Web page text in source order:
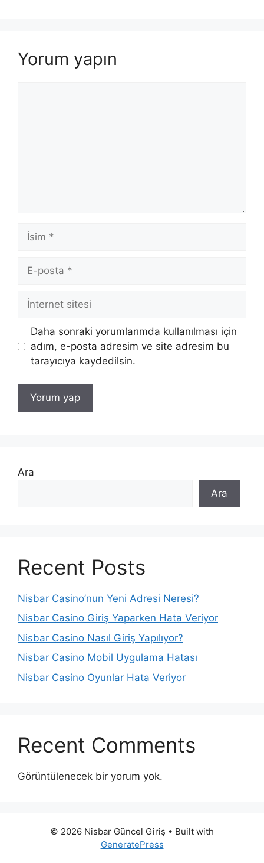
Yorum yapın
İsim
posta
İnternet
Daha sonraki yorumlarımda kullanılması için
adım, e-posta adresim ve site adresim bu
tarayıcıya kaydedilsin.
Ara
Ara
Recent Posts
Nisbar Casino’nun Yeni Adresi Neresi?
Nisbar Casino Giriş Yaparken Hata Veriyor
Nisbar Casino Nasıl Giriş Yapılıyor?
Nisbar Casino Mobil Uygulama Hatası
Nisbar Casino Oyunlar Hata Veriyor
Recent Comments
Görüntülenecek bir yorum yok.
© 2026 Nisbar Güncel Giriş • Built with
GeneratePress